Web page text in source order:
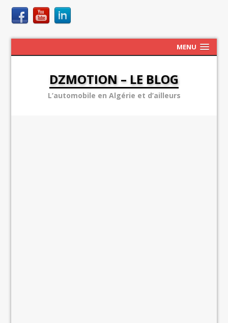
MENU
DZMOTION – LE BLOG
L’automobile en Algérie et d’ailleurs